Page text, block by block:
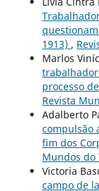
1913) ,
Marlos
processo
Revista
Adalberto
compulsão
fim dos
Mundos do
Victoria
campo de